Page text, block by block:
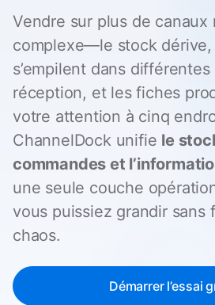
Vendre sur plus de
complexe—le stock dérive,
s’empilent dans
réception, et les fiches
votre attention à cinq
ChannelDock unifie le
commandes et
une seule couche
vous puissiez grandir sans
chaos.
Démarrer l’essai